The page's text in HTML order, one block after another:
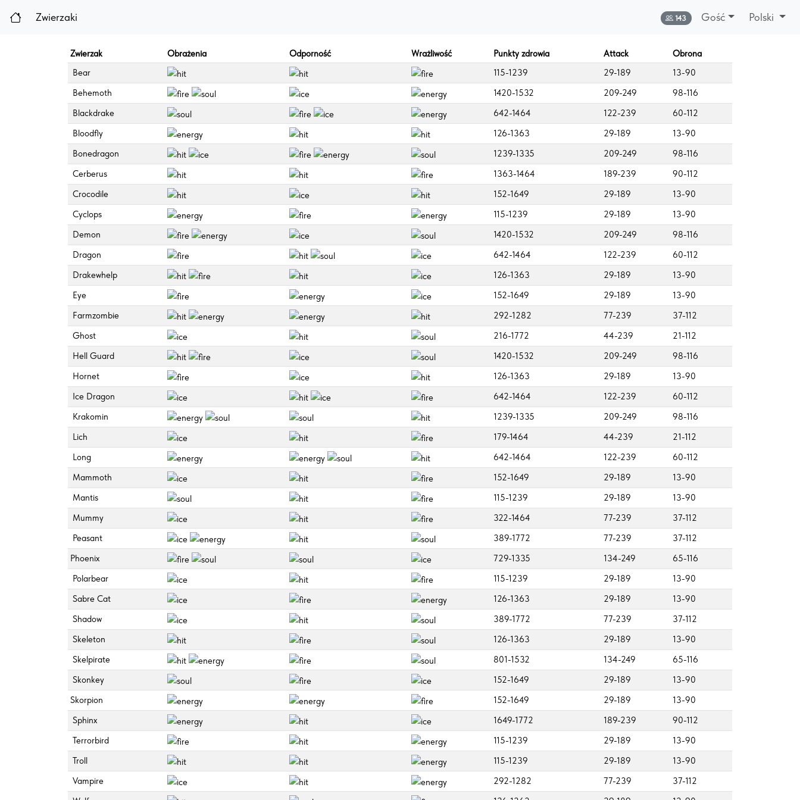
Zwierzaki Online:
143 Gość Polski
Zwierzak Obrażenia Odporność Wrażliwość Punkty zdrowia Attack
Obrona
Bear
115-1239 29-189
13-90
Behemoth
1420-1532 209-249
98-116
Blackdrake
642-1464 122-239
60-112
Bloodfly
126-1363 29-189
13-90
Bonedragon
1239-1335 209-249
98-116
Cerberus
1363-1464 189-239
90-112
Crocodile
152-1649 29-189
13-90
Cyclops
115-1239 29-189
13-90
Demon
1420-1532 209-249
98-116
Dragon
642-1464 122-239
60-112
Drakewhelp
126-1363 29-189
13-90
Eye
152-1649 29-189
13-90
Farmzombie
292-1282 77-239
37-112
Ghost
216-1772 44-239
21-112
Hell Guard
1420-1532 209-249
98-116
Hornet
126-1363 29-189
13-90
Ice Dragon
642-1464 122-239
60-112
Krakomin
1239-1335 209-249
98-116
Lich
179-1464 44-239
21-112
Long
642-1464 122-239
60-112
Mammoth
152-1649 29-189
13-90
Mantis
115-1239 29-189
13-90
Mummy
322-1464 77-239
37-112
Peasant
389-1772 77-239
37-112
Phoenix
729-1335 134-249
65-116
Polarbear
115-1239 29-189
13-90
Sabre Cat
126-1363 29-189
13-90
Shadow
389-1772 77-239
37-112
Skeleton
126-1363 29-189
13-90
Skelpirate
801-1532 134-249
65-116
Skonkey
152-1649 29-189
13-90
Skorpion
152-1649 29-189
13-90
Sphinx
1649-1772 189-239
90-112
Terrorbird
115-1239 29-189
13-90
Troll
115-1239 29-189
13-90
Vampire
292-1282 77-239
37-112